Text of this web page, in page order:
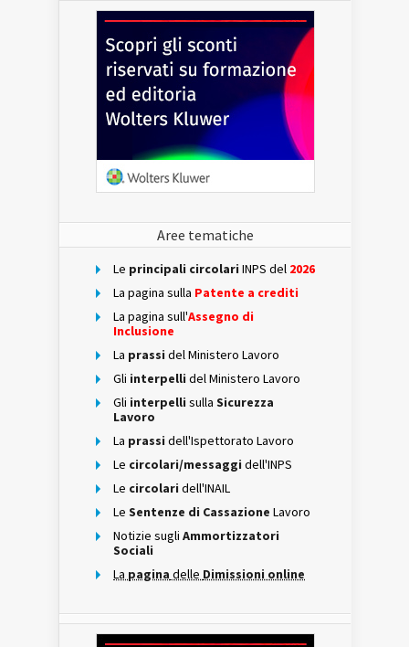
Aree tematiche
Le principali circolari INPS del 2026
La pagina sulla Patente a crediti
La pagina sull'Assegno di
Inclusione
La prassi del Ministero Lavoro
Gli interpelli del Ministero Lavoro
Gli interpelli sulla Sicurezza
Lavoro
La prassi dell'Ispettorato Lavoro
Le circolari/messaggi dell'INPS
Le circolari dell'INAIL
Le Sentenze di Cassazione Lavoro
Notizie sugli Ammortizzatori
Sociali
La pagina delle Dimissioni online